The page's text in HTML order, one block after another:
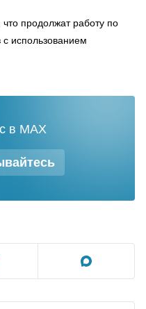
продолжат работу по
с использованием
в MAX